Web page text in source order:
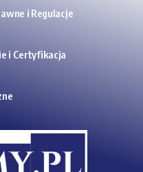
i Regulacje
i Certyfikacja